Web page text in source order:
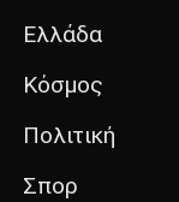
Ελλάδα
Κόσμος
Πολιτική
Σπορ